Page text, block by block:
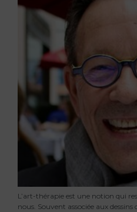
L’art-thérapie est une notion qui
nous. Souvent associée aux dessins